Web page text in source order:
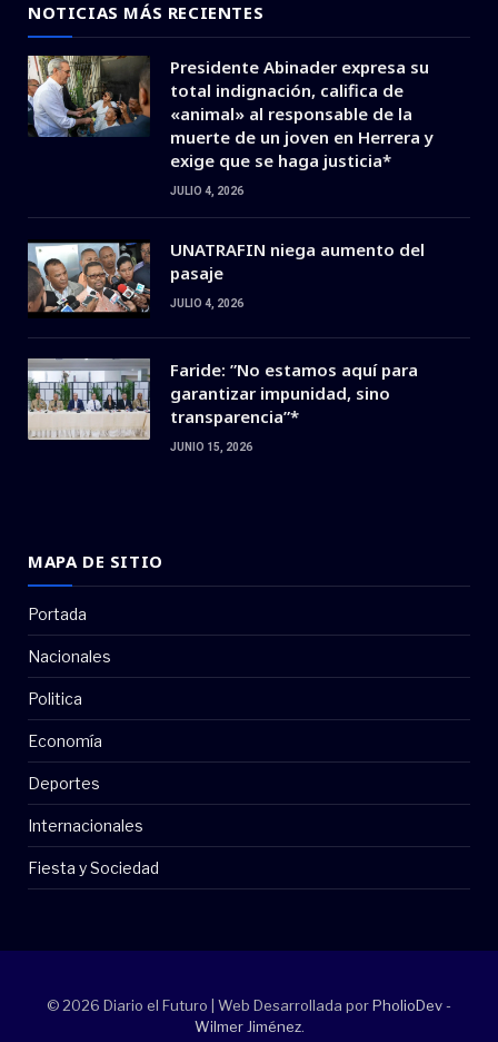
NOTICIAS MÁS RECIENTES
Presidente Abinader expresa su
total indignación, califica de
«animal» al responsable de la
muerte de un joven en Herrera y
exige que se haga justicia*
JULIO 4, 2026
UNATRAFIN niega aumento del
pasaje
JULIO 4, 2026
Faride: ”No estamos aquí para
garantizar impunidad, sino
transparencia”*
JUNIO 15, 2026
MAPA DE SITIO
Portada
Nacionales
Politica
Economía
Deportes
Internacionales
Fiesta y Sociedad
© 2026 Diario el Futuro | Web Desarrollada porPholioDev -
Wilmer Jiménez.